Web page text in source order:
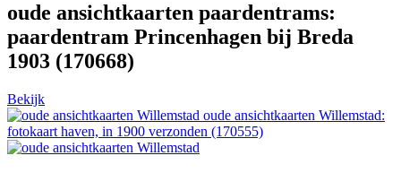
oude ansichtkaarten paardentrams:
paardentram Princenhagen bij Breda
1903 (170668)
Bekijk
oude ansichtkaarten Willemstad:
fotokaart haven, in 1900 verzonden (170555)